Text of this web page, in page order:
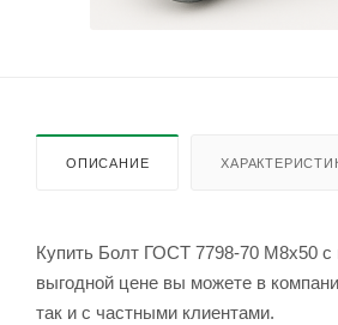
ОПИСАНИЕ
Купить Болт ГОСТ 7798-70 М8х50 с
выгодной цене вы можете в
так и с частными клиентами.